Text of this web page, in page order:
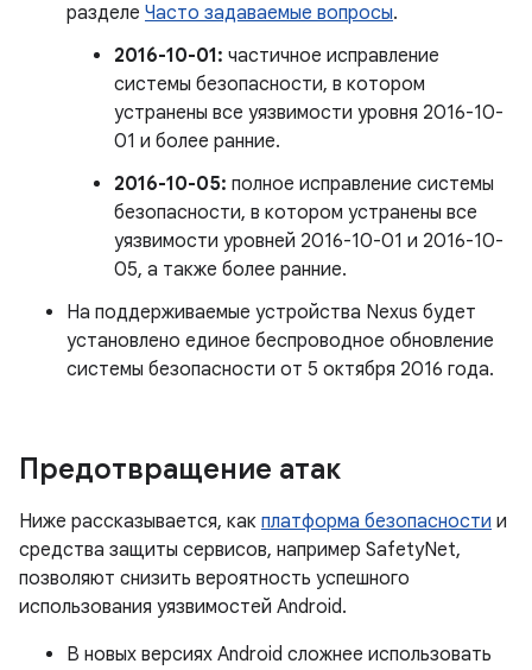
разделе Часто задаваемые вопросы.
2016-10-01: частичное исправление
системы безопасности, в котором
устранены все уязвимости уровня 2016-10-
01 и более ранние.
2016-10-05: полное исправление системы
безопасности, в котором устранены все
уязвимости уровней 2016-10-01 и 2016-10-
05, а также более ранние.
На поддерживаемые устройства Nexus будет
установлено единое беспроводное обновление
системы безопасности от 5 октября 2016 года.
Предотвращение атак
Ниже рассказывается, как платформа безопасности и
средства защиты сервисов, например SafetyNet,
позволяют снизить вероятность успешного
использования уязвимостей Android.
В новых версиях Android сложнее использовать